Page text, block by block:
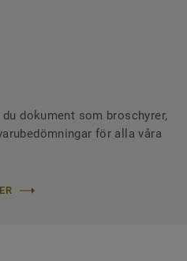
dokument som broschyrer,
för alla våra